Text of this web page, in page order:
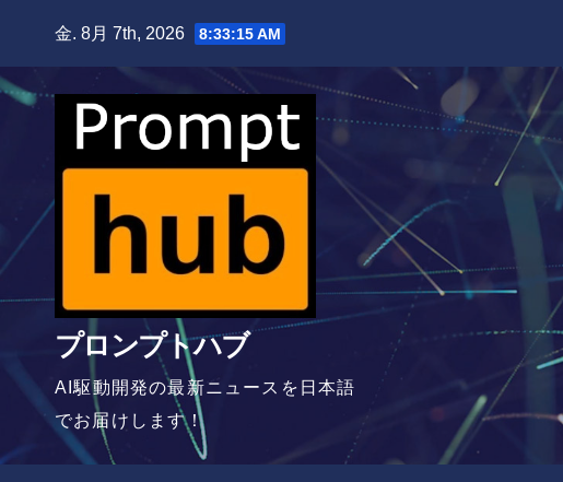
content
金. 8月 7th, 2026 8:33:16 AM
プロンプトハブ
AI駆動開発の最新ニュースを日本語
でお届けします！